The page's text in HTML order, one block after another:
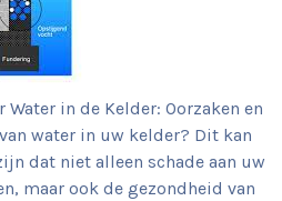
in de Kelder: Oorzaken en
water in uw kelder? Dit kan
dat niet alleen schade aan uw
maar ook de gezondheid van